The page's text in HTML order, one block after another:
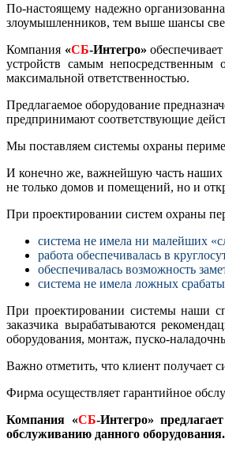
По-настоящему надежно
злоумышленников, тем выше шансы
Компания «СБ-Интегро»
устройств самым
максимальной ответственностью.
Предлагаемое оборудование
предпринимают соответствующие
Мы поставляем системы охраны
И конечно же, важнейшую часть наших
не только домов и помещений, но и
При проектировании систем охраны
система не имела ни малейших
работа обеспечивалась в
обеспечивалась возможность
система не имела ложных
При проектировании системы наши
заказчика вырабатываются
оборудования, монтаж, пуско-
Важно отметить, что клиент получает
Фирма осуществляет гарантийное
Компания «СБ-Интегро»
обслуживанию данного